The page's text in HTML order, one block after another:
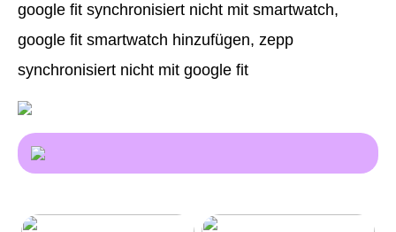
google fit synchronisiert nicht mit smartwatch,
google fit smartwatch hinzufügen, zepp
synchronisiert nicht mit google fit